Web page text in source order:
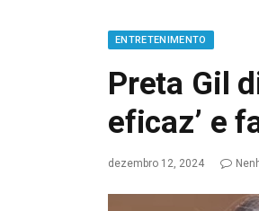
ENTRETENIMENTO
Preta Gil
eficaz’ e
dezembro 12, 2024